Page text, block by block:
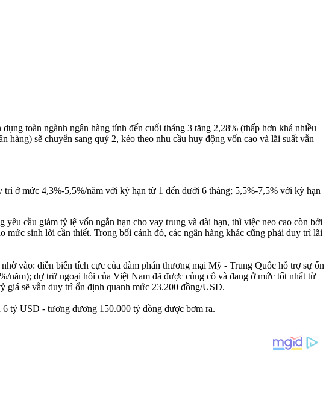
toàn ngành ngân hàng tính đến cuối tháng 3 tăng 2,28% (thấp hơn khá nhiều
sẽ chuyển sang quý 2, kéo theo nhu cầu huy động vốn cao và lãi suất vẫn
ở mức 4,3%-5,5%/năm với kỳ hạn từ 1 đến dưới 6 tháng; 5,5%-7,5% với kỳ hạn
cầu giảm tỷ lệ vốn ngắn hạn cho vay trung và dài hạn, thì việc neo cao còn bởi
sinh lời cần thiết. Trong bối cảnh đó, các ngân hàng khác cũng phải duy trì lãi
vào: diễn biến tích cực của đàm phán thương mại Mỹ - Trung Quốc hỗ trợ sự ổn
dự trữ ngoại hối của Việt Nam đã được củng cố và đang ở mức tốt nhất từ
giá sẽ vẫn duy trì ổn định quanh mức 23.200 đồng/USD.
tỷ USD - tương đương 150.000 tỷ đồng được bơm ra.